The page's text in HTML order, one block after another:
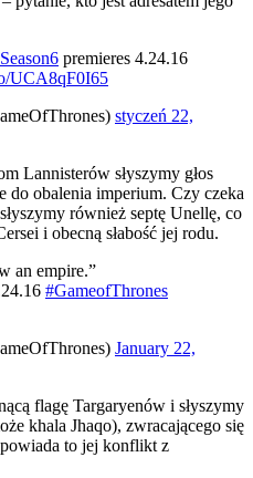
premieres 4.24.16
UCA8qF0I65
styczeń 22,
Lannisterów słyszymy głos
do obalenia imperium. Czy czeka
również septę Unellę, co
i obecną słabość jej rodu.
an empire.”
#GameofThrones
January 22,
flagę Targaryenów i słyszymy
khala Jhaqo), zwracającego się
to jej konflikt z